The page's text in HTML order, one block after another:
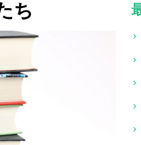
ち